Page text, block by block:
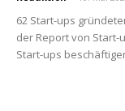
62 Start-ups
der Report von
Start-ups